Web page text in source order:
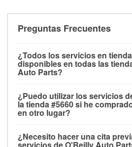
Preguntas Frecuentes
¿Todos los servicios en
disponibles en todas las
Auto Parts?
las pruebas de batería, pruebas
motor de arranque, revisión de
con O'Reilly VeriScan® e
limpiaparabrisas o bombillas,
todas las tiendas O'Reilly Auto
¿Puedo utilizar los servicios
la tienda #5660 si he
en otro lugar?
de O'Reilly Auto Parts que estén
¿Necesito hacer una cita